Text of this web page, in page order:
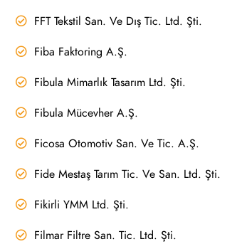
FFT Tekstil San. Ve Dış Tic. Ltd. Şti.
Fiba Faktoring A.Ş.
Fibula Mimarlık Tasarım Ltd. Şti.
Fibula Mücevher A.Ş.
Ficosa Otomotiv San. Ve Tic. A.Ş.
Fide Mestaş Tarım Tic. Ve San. Ltd. Şti.
Fikirli YMM Ltd. Şti.
Filmar Filtre San. Tic. Ltd. Şti.